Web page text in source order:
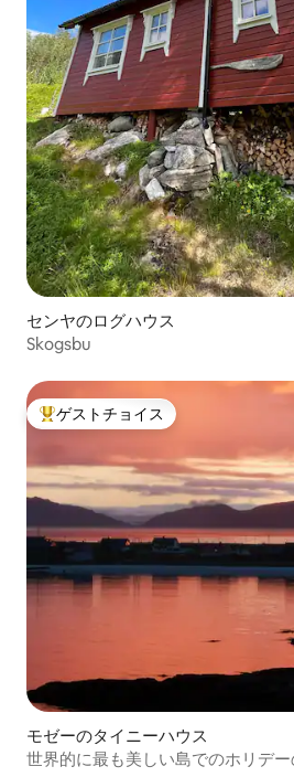
センヤのログハウス
Skogsbu
大好評のゲストチョイスです。
ゲストチョイス
モゼーのタイニーハウス
世界的に最も美しい島でのホリデー